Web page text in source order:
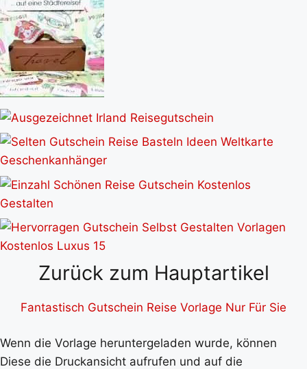
Zurück zum Hauptartikel
Fantastisch Gutschein Reise Vorlage Nur Für Sie
Wenn die Vorlage heruntergeladen wurde, können
Diese die Druckansicht aufrufen und auf die